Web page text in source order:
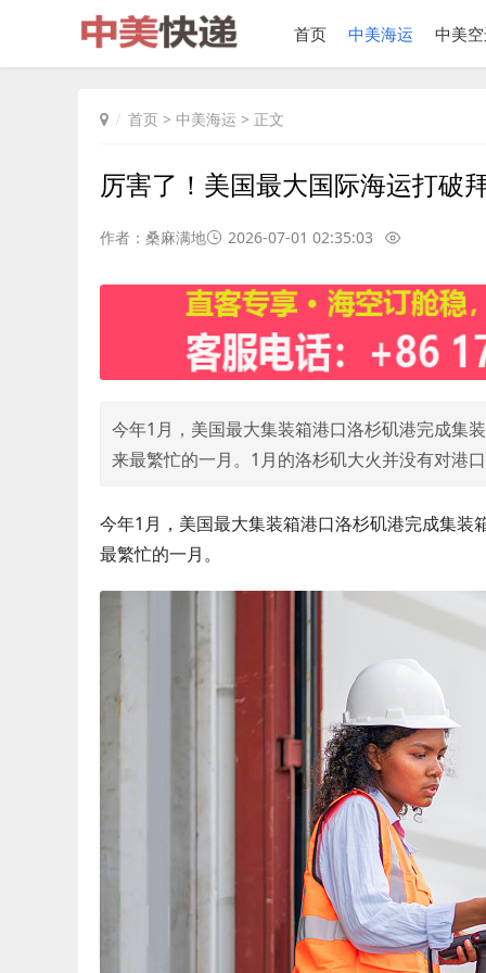
首页 中美海运 中美
首页 > 中美海运 > 正文
厉害了！美国最大国际海运打破
作者：桑麻满地 2026-07-01 02:35:03
今年1月，美国最大集装箱港口洛杉矶港完成集
来最繁忙的一月。1月的洛杉矶大火并没有对港
今年1月，美国最大集装箱港口洛杉矶港完成集装
最繁忙的一月。